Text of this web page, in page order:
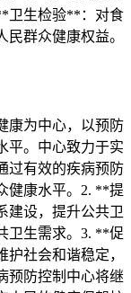
卫生检验**：对食
群众健康权益。
康为中心，以预防
平。中心致力于实
过有效的疾病预防
健康水平。2. **提
建设，提升公共卫
卫生需求。3. **促
社会和谐稳定，
预防控制中心将继